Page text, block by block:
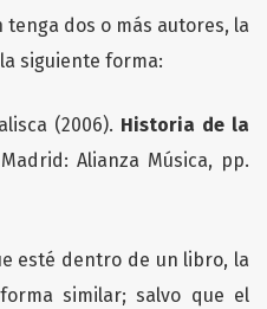
tenga dos o más autores, la
siguiente forma:
(2006). Historia de la
Alianza Música, pp.
esté dentro de un libro, la
similar; salvo que el